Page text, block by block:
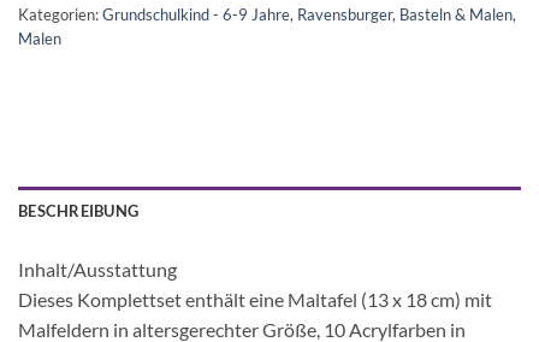
Kategorien:Grundschulkind - 6-9 Jahre, Ravensburger, Basteln & Malen,
Malen
BESCHREIBUNG
Inhalt/Ausstattung
Dieses Komplettset enthält eine Maltafel (13 x 18 cm) mit
Malfeldern in altersgerechter Größe, 10 Acrylfarben in